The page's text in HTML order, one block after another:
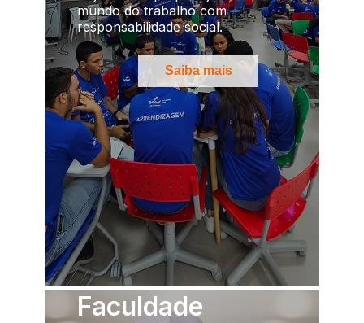
mundo do trabalho com
responsabilidade social.
Saiba mais
Faculdade